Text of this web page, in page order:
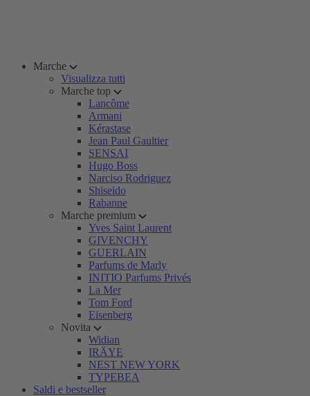
Marche
Visualizza tutti
Marche top
Lancôme
Armani
Kérastase
Jean Paul Gaultier
SENSAI
Hugo Boss
Narciso Rodriguez
Shiseido
Rabanne
Marche premium
Yves Saint Laurent
GIVENCHY
GUERLAIN
Parfums de Marly
INITIO Parfums Privés
La Mer
Tom Ford
Eisenberg
Novita
Widian
IRÄYE
NEST NEW YORK
TYPEBEA
Saldi e bestseller